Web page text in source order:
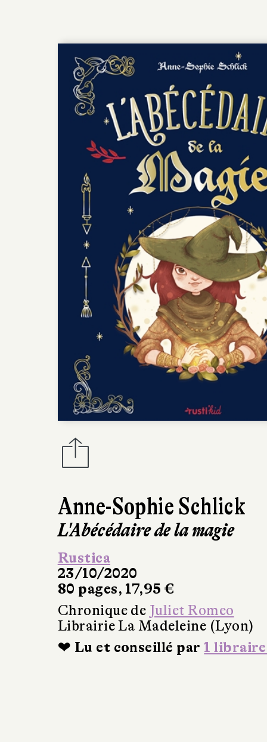
Anne-Sophie Schlick
L'Abécédaire de la magie
Rustica
23/10/2020
80 pages, 17,95 €
Chronique de Juliet Romeo
Librairie La Madeleine (Lyon)
❤ Lu et conseillé par 1